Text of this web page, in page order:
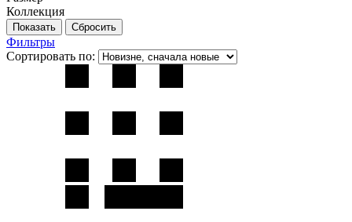
Коллекция
Фильтры
Сортировать по: